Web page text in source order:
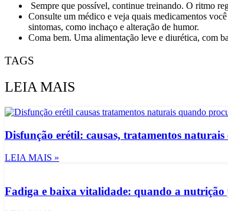
Sempre que possível, continue treinando. O ritmo
Consulte um médico e veja quais medicamentos
sintomas, como inchaço e alteração de humor.
Coma bem. Uma alimentação leve e diurética, com
TAGS
LEIA MAIS
Disfunção erétil: causas, tratamentos
LEIA MAIS »
Fadiga e baixa vitalidade: quando a